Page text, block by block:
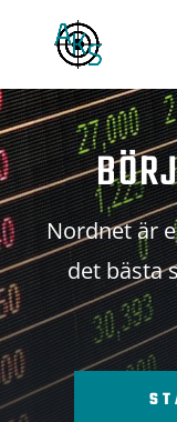
Nordnet är
det bästa